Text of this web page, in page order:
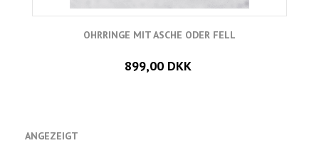
OHRRINGE MIT ASCHE ODER FELL
899,00 DKK
ANGEZEIGT